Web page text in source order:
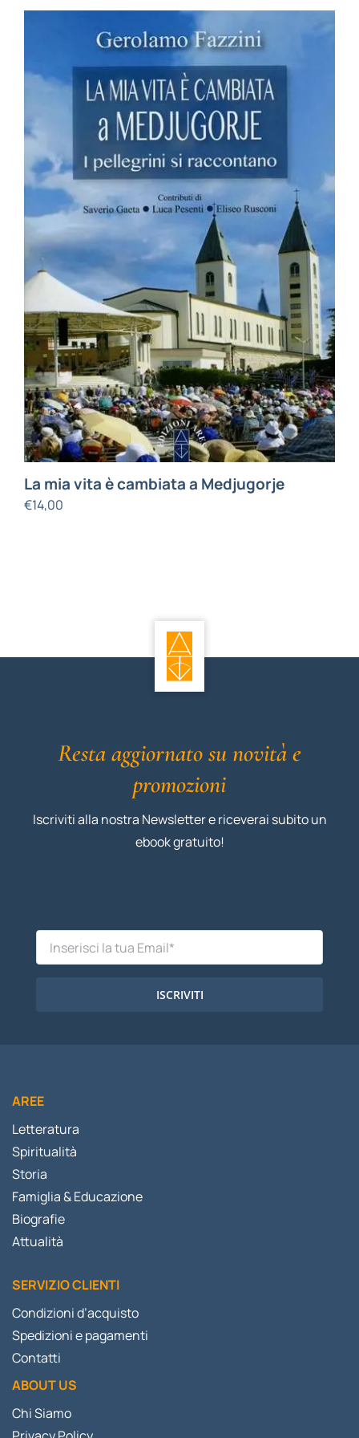
BIOGRAFIE
ATTUALITÀ
La mia vita è cambiata a Medjugorje
€14,00
Resta aggiornato su novità e
promozioni
Iscriviti alla nostra Newsletter e riceverai subito un
ebook gratuito!
ISCRIVITI
AREE
Letteratura
Spiritualità
Storia
Famiglia & Educazione
Biografie
Attualità
SERVIZIO CLIENTI
Condizioni d’acquisto
Spedizioni e pagamenti
Contatti
ABOUT US
Chi Siamo